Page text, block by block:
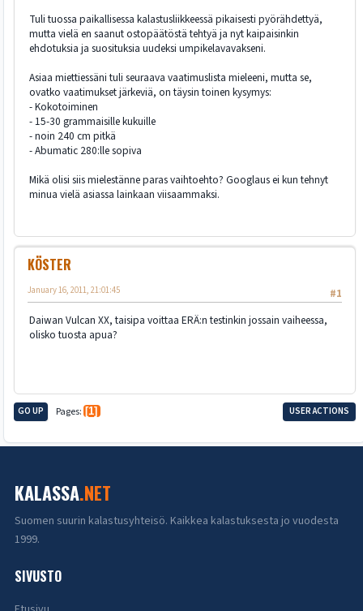
Tuli tuossa paikallisessa kalastusliikkeessä pikaisesti pyörähdettyä,
mutta vielä en saanut ostopäätöstä tehtyä ja nyt kaipaisinkin
ehdotuksia ja suosituksia uudeksi umpikelavavakseni.
Asiaa miettiessäni tuli seuraava vaatimuslista mieleeni, mutta se,
ovatko vaatimukset järkeviä, on täysin toinen kysymys:
- Kokotoiminen
- 15-30 grammaisille kukuille
- noin 240 cm pitkä
- Abumatic 280:lle sopiva
Mikä olisi siis mielestänne paras vaihtoehto? Googlaus ei kun tehnyt
minua vielä asiassa lainkaan viisaammaksi.
KÖSTER
#1
January 16, 2011, 21:01:45
Daiwan Vulcan XX, taisipa voittaa ERÄ:n testinkin jossain vaiheessa,
olisko tuosta apua?
GO UP Pages 1 USER ACTIONS
KALASSA.NET
Suomen suurin kalastusyhteisö. Kaikkea kalastuksesta jo vuodesta
1999.
SIVUSTO